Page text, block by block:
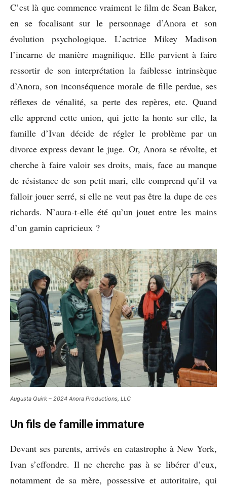
C’est là que commence vraiment le film de Sean Baker,
en se focalisant sur le personnage d’Anora et son
évolution psychologique. L’actrice Mikey Madison
l’incarne de manière magnifique. Elle parvient à faire
ressortir de son interprétation la faiblesse intrinsèque
d’Anora, son inconséquence morale de fille perdue, ses
réflexes de vénalité, sa perte des repères, etc. Quand
elle apprend cette union, qui jette la honte sur elle, la
famille d’Ivan décide de régler le problème par un
divorce express devant le juge. Or, Anora se révolte, et
cherche à faire valoir ses droits, mais, face au manque
de résistance de son petit mari, elle comprend qu’il va
falloir jouer serré, si elle ne veut pas être la dupe de ces
richards. N’aura-t-elle été qu’un jouet entre les mains
d’un gamin capricieux ?
Augusta Quirk – 2024 Anora Productions, LLC
Un fils de famille immature
Devant ses parents, arrivés en catastrophe à New York,
Ivan s’effondre. Il ne cherche pas à se libérer d’eux,
notamment de sa mère, possessive et autoritaire, qui